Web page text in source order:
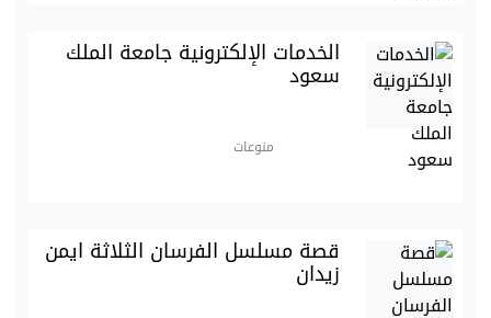
الخدمات الإلكترونية جامعة الملك
سعود
منوعات
قصة مسلسل الفرسان الثلاثة ايمن
زيدان